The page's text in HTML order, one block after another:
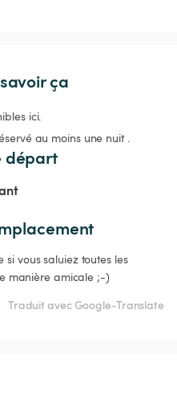
ça
ici.
au moins une nuit .
départ
vous saluiez toutes les
manière amicale ;-)
Traduit avec Google-Translate